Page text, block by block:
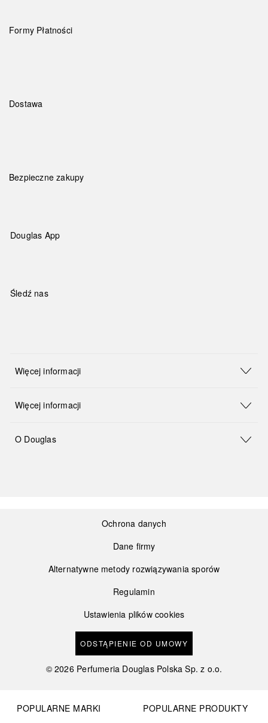
Formy Płatności
Dostawa
Bezpieczne zakupy
Douglas App
Śledź nas
Więcej informacji
Więcej informacji
O Douglas
Ochrona danych
Dane firmy
Alternatywne metody rozwiązywania sporów
Regulamin
Ustawienia plików cookies
ODSTĄPIENIE OD UMOWY
©2026 Perfumeria Douglas Polska Sp. z o.o.
POPULARNE MARKI
POPULARNE PRODUKTY